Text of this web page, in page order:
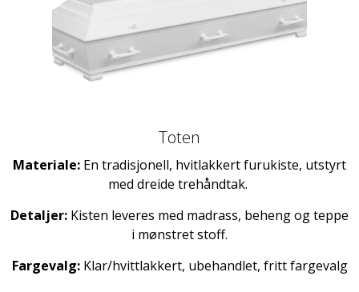
Toten
Materiale: En tradisjonell, hvitlakkert furukiste, utstyrt
med dreide trehåndtak.
Detaljer: Kisten leveres med madrass, beheng og teppe
i mønstret stoff.
Fargevalg:Klar/hvittlakkert, ubehandlet, fritt fargevalg